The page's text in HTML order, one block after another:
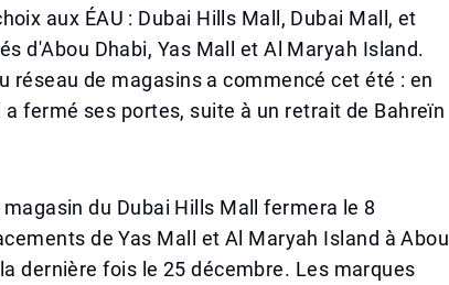
aux ÉAU : Dubai Hills Mall, Dubai Mall, et
d'Abou Dhabi, Yas Mall et Al Maryah Island.
réseau de magasins a commencé cet été : en
fermé ses portes, suite à un retrait de Bahreïn
du Dubai Hills Mall fermera le 8
de Yas Mall et Al Maryah Island à Abou
dernière fois le 25 décembre. Les marques